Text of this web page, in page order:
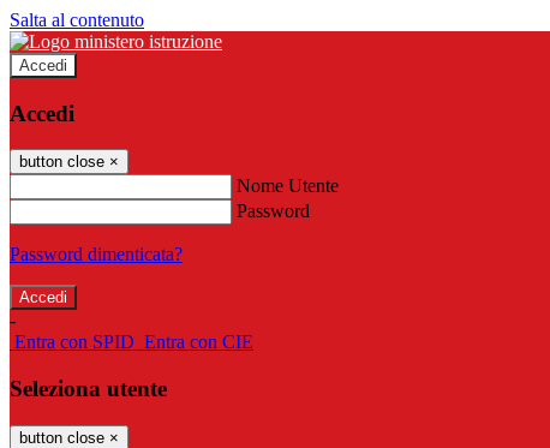
Salta al contenuto
Accedi
Accedi
button close ×
Nome Utente
Password
Password dimenticata?
-
Entra con SPID Entra con CIE
Seleziona utente
button close ×